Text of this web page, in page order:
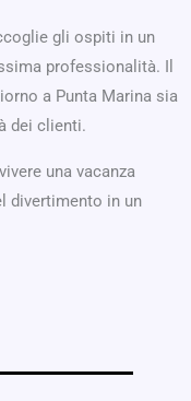
gli ospiti in un
professionalità. Il
a Punta Marina sia
dei clienti.
una vacanza
divertimento in un